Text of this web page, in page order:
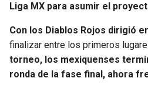
Liga MX para asumir el
Con los Diablos Rojos dirigió
finalizar entre los primeros
torneo, los mexiquenses
ronda de la fase final, ahora